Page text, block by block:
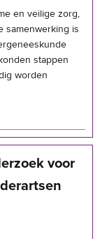
en veilige zorg,
samenwerking is
stappen
worden
voor